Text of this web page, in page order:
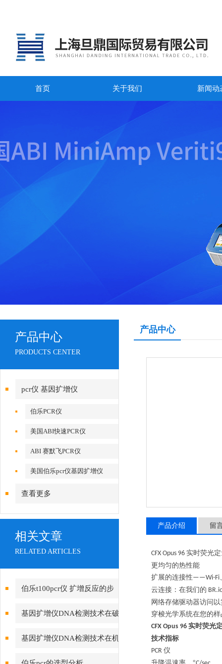
首页 关于我们 新闻动
产品中心
PRODUCTS CENTER
pcr仪 基因扩增仪
伯乐PCR仪
美国ABI快速PCR仪
ABI 赛默飞PCR仪
美国伯乐pcr仪基因扩增仪
查看更多
相关文章
RELATED ARTICLES
伯乐t100pcr仪 扩增反应的步
基因扩增仪DNA检测技术在破
案的应用
基因扩增仪DNA检测技术在机
关破案的应用
产品中心
产品介绍 留
CFX Opus 96 实时荧光
更均匀的热性能
扩展的连接性——Wi-Fi
云连接：在我们的
网络存储驱动器访问
穿梭光学系统在您的
CFX Opus 96 实时荧光
技术指标
PCR 仪